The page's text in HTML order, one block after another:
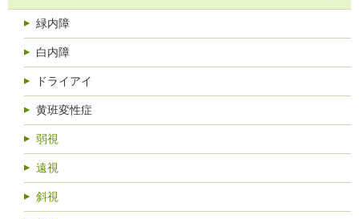
緑内障
白内障
ドライアイ
黄班変性症
弱視
遠視
斜視